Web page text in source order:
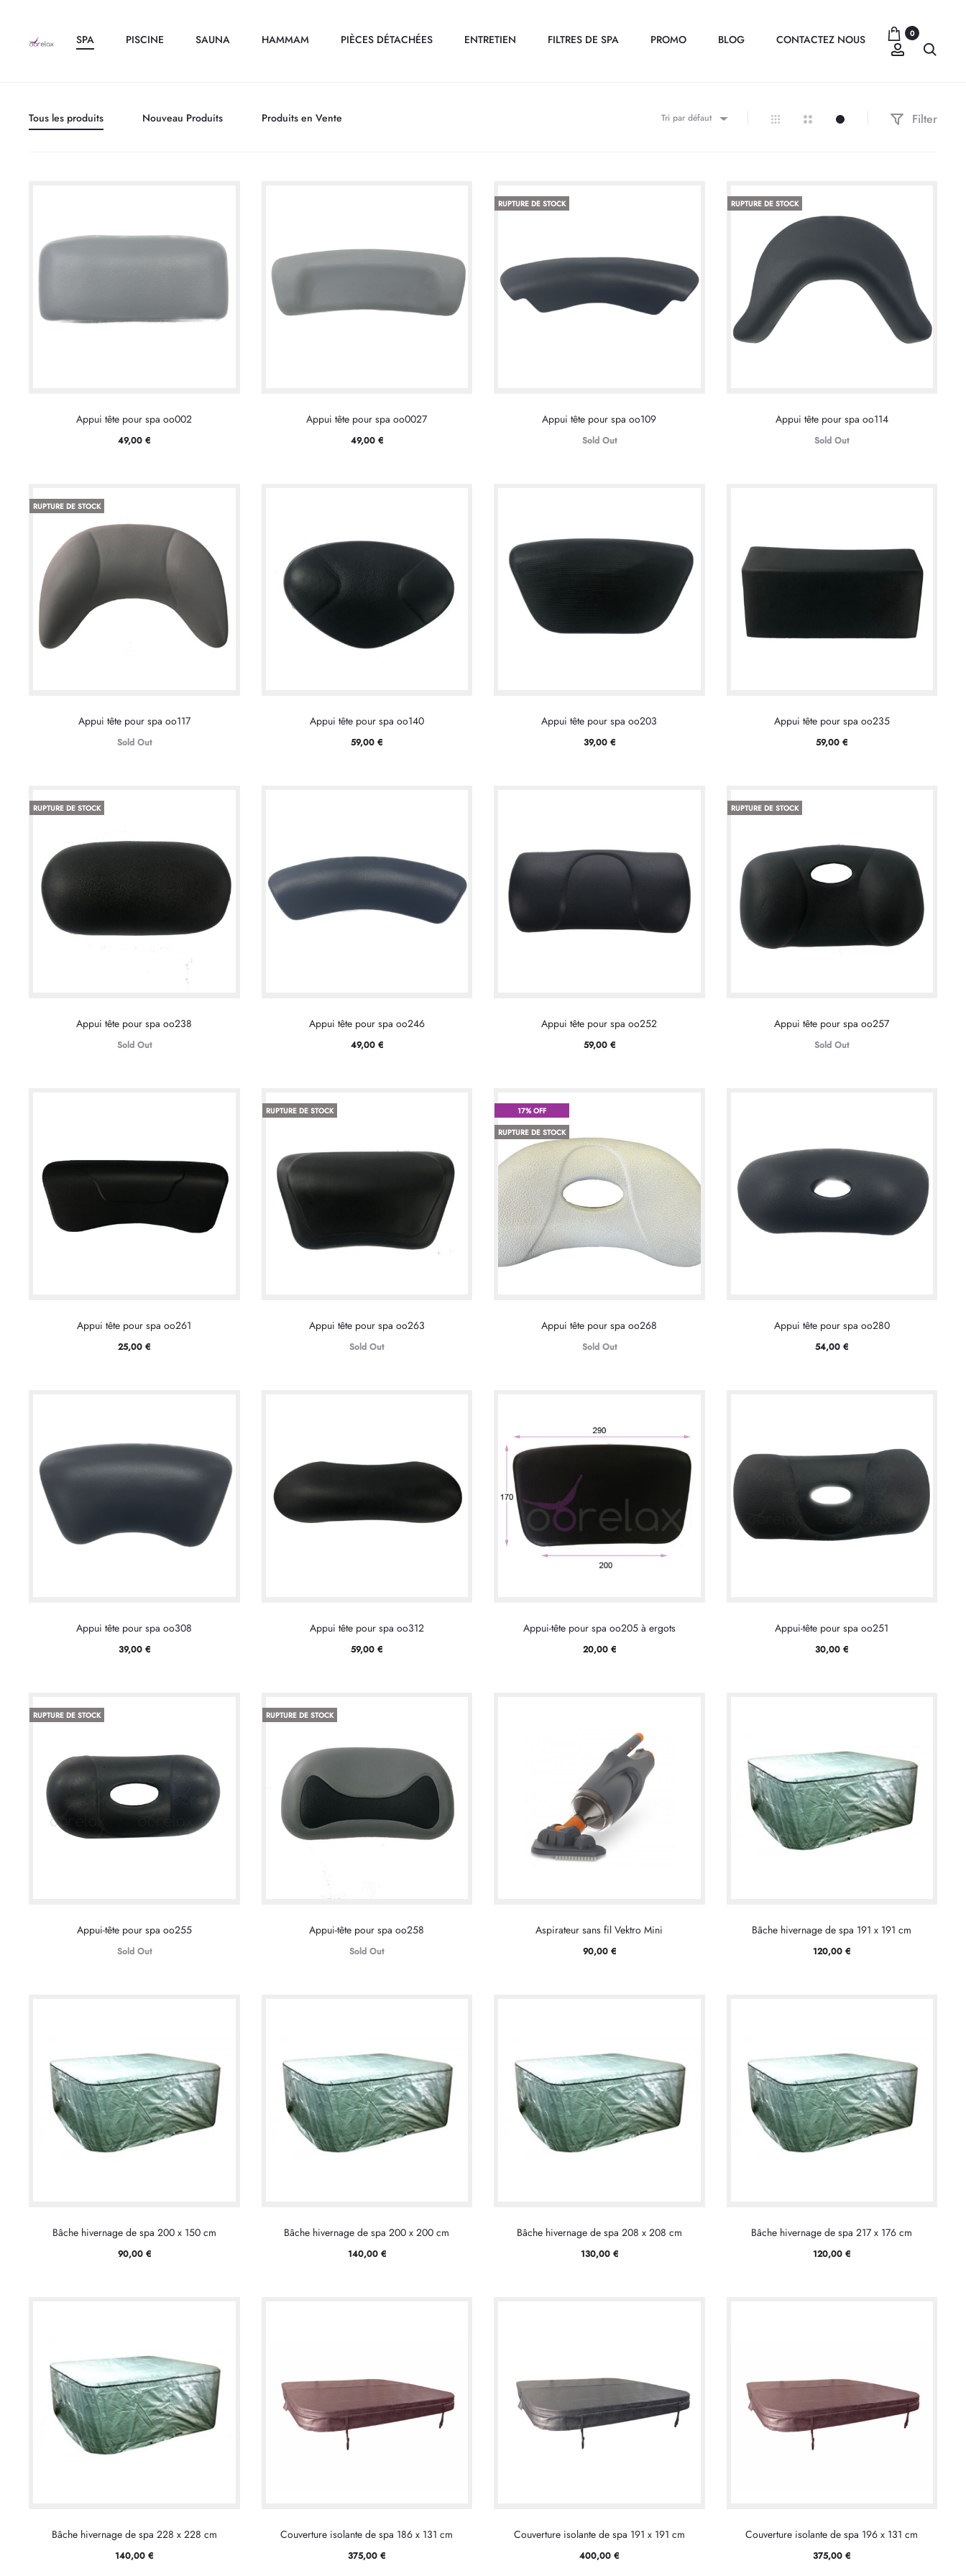
SPA PISCINE SAUNA HAMMAM PIÈCES DÉTACHÉES ENTRETIEN FILTRES DE SPA PROMO BLOG CONTACTEZ NOUS 0
Compte
Tous les produits Nouveau Produits Produits en Vente Tri par défaut Filter
Appui tête pour spa oo002
49,00€
Appui tête pour spa oo0027
49,00 €
RUPTURE DE STOCK
Appui tête pour spa oo109
Sold Out
RUPTURE DE STOCK
Appui tête pour spa oo114
Sold Out
RUPTURE DE STOCK
Appui tête pour spa oo117
Sold Out
Appui tête pour spa oo140
59,00€
Appui tête pour spa oo203
39,00 €
Appui tête pour spa oo235
59,00€
RUPTURE DE STOCK
Appui tête pour spa oo238
Sold Out
Appui tête pour spa oo246
49,00 €
Appui tête pour spa oo252
59,00 €
RUPTURE DE STOCK
Appui tête pour spa oo257
Sold Out
Appui tête pour spa oo261
25,00€
RUPTURE DE STOCK
Appui tête pour spa oo263
Sold Out
17% OFF
RUPTURE DE STOCK
Appui tête pour spa oo268
Sold Out
Appui tête pour spa oo280
54,00€
Appui tête pour spa oo308
39,00 €
Appui tête pour spa oo312
59,00€
Appui-tête pour spa oo205 à ergots
20,00 €
Appui-tête pour spa oo251
30,00€
RUPTURE DE STOCK
Appui-tête pour spa oo255
Sold Out
RUPTURE DE STOCK
Appui-tête pour spa oo258
Sold Out
Aspirateur sans fil Vektro Mini
90,00 €
Bâche hivernage de spa 191 x 191 cm
120,00€
Bâche hivernage de spa 200 x 150 cm
90,00 €
Bâche hivernage de spa 200 x 200 cm
140,00 €
Bâche hivernage de spa 208 x 208 cm
130,00 €
Bâche hivernage de spa 217 x 176 cm
120,00€
Bâche hivernage de spa 228 x 228 cm
140,00€
Couverture isolante de spa 186 x 131 cm
375,00€
Couverture isolante de spa 191 x 191 cm
400,00€
Couverture isolante de spa 196 x 131 cm
375,00€